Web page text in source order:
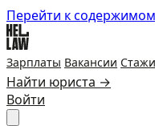
Перейти к
Зарплаты Вакансии
Найти юриста →
Войти